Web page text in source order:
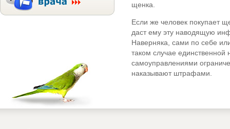
щенка.
Если же человек покупает
даст ему эту наводящую
Наверняка, сами по себе
таком случае
самоуправлениями
наказывают штрафами.